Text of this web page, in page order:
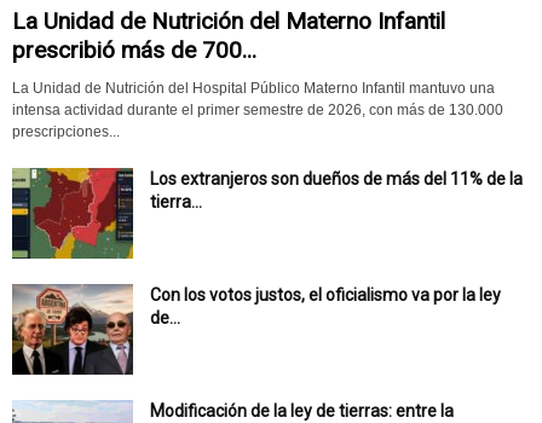
La Unidad de Nutrición del Materno Infantil
prescribió más de 700...
La Unidad de Nutrición del Hospital Público Materno Infantil mantuvo una
intensa actividad durante el primer semestre de 2026, con más de 130.000
prescripciones...
Los extranjeros son dueños de más del 11% de la
tierra...
Con los votos justos, el oficialismo va por la ley
de...
Modificación de la ley de tierras: entre la